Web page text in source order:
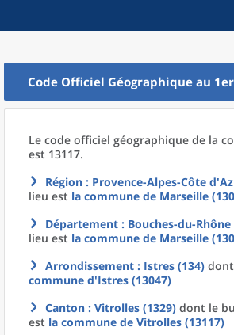
Code Officiel Géographique au
Le code officiel géographique de la
est 13117.
Région : Provence-Alpes-Côte
lieu est la commune de Marseille
Département : Bouches-du-Rhône
lieu est la commune de Marseille
Arrondissement : Istres (134)
commune d'Istres (13047)
Canton : Vitrolles (1329) dont le
est la commune de Vitrolles (13117)